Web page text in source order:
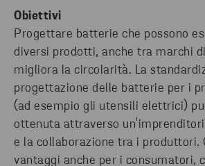
Obiettivi
Progettare batterie che possono
diversi prodotti, anche tra marchi
migliora la circolarità. La
progettazione delle batterie per i
(ad esempio gli utensili elettrici)
ottenuta attraverso
e la collaborazione tra i produttori.
vantaggi anche per i consumatori,